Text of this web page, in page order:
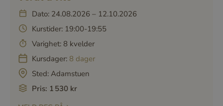
Dato: 24.08.2026 – 12.10.2026
Kurstider: 19:00-19:55
Varighet: 8 kvelder
Kursdager: 8 dager
Sted: Adamstuen
Pris: 1 530 kr